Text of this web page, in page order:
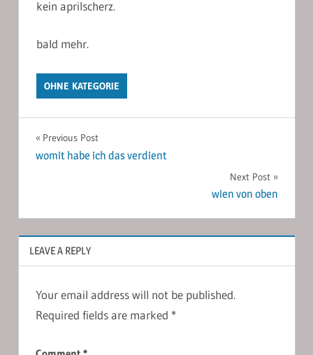
kein aprilscherz.
bald mehr.
OHNE KATEGORIE
Post
Previous Post
womit habe ich das verdient
Next Post
wien von oben
LEAVE A REPLY
Your email address will not be published.
Required fields are marked *